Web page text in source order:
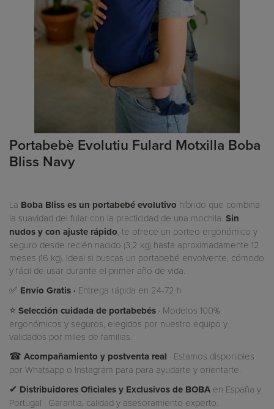
Portabebè Evolutiu Fulard Motxilla Boba
Bliss Navy
La Boba Bliss es un portabebé evolutivo híbrido que combina
la suavidad del fular con la practicidad de una mochila. Sin
nudos y con ajuste rápido, te ofrece un porteo ergonómico y
seguro desde recién nacido (3,2 kg) hasta aproximadamente 12
meses (16 kg). Ideal si buscas un portabebé envolvente, cómodo
y fácil de usar durante el primer año de vida.
✅ Envío Gratis · Entrega rápida en 24-72 h
⭐ Selección cuidada de portabebés · Modelos 100%
ergonómicos y seguros, elegidos por nuestro equipo y
validados por miles de familias.
☎ Acompañamiento y postventa real · Estamos disponibles
por Whatsapp o Instagram para para ayudarte y orientarte.
✔ Distribuidores Oficiales y Exclusivos de BOBA en España y
Portugal · Garantia, calidad y asesoramiento experto.